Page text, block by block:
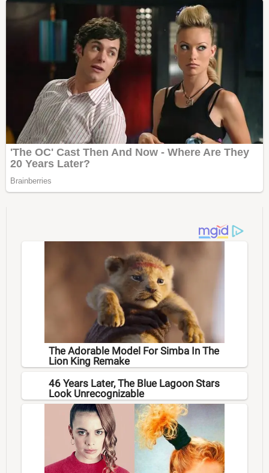
The Adorable Model For Simba In The
Lion King Remake
46 Years Later, The Blue Lagoon Stars
Look Unrecognizable